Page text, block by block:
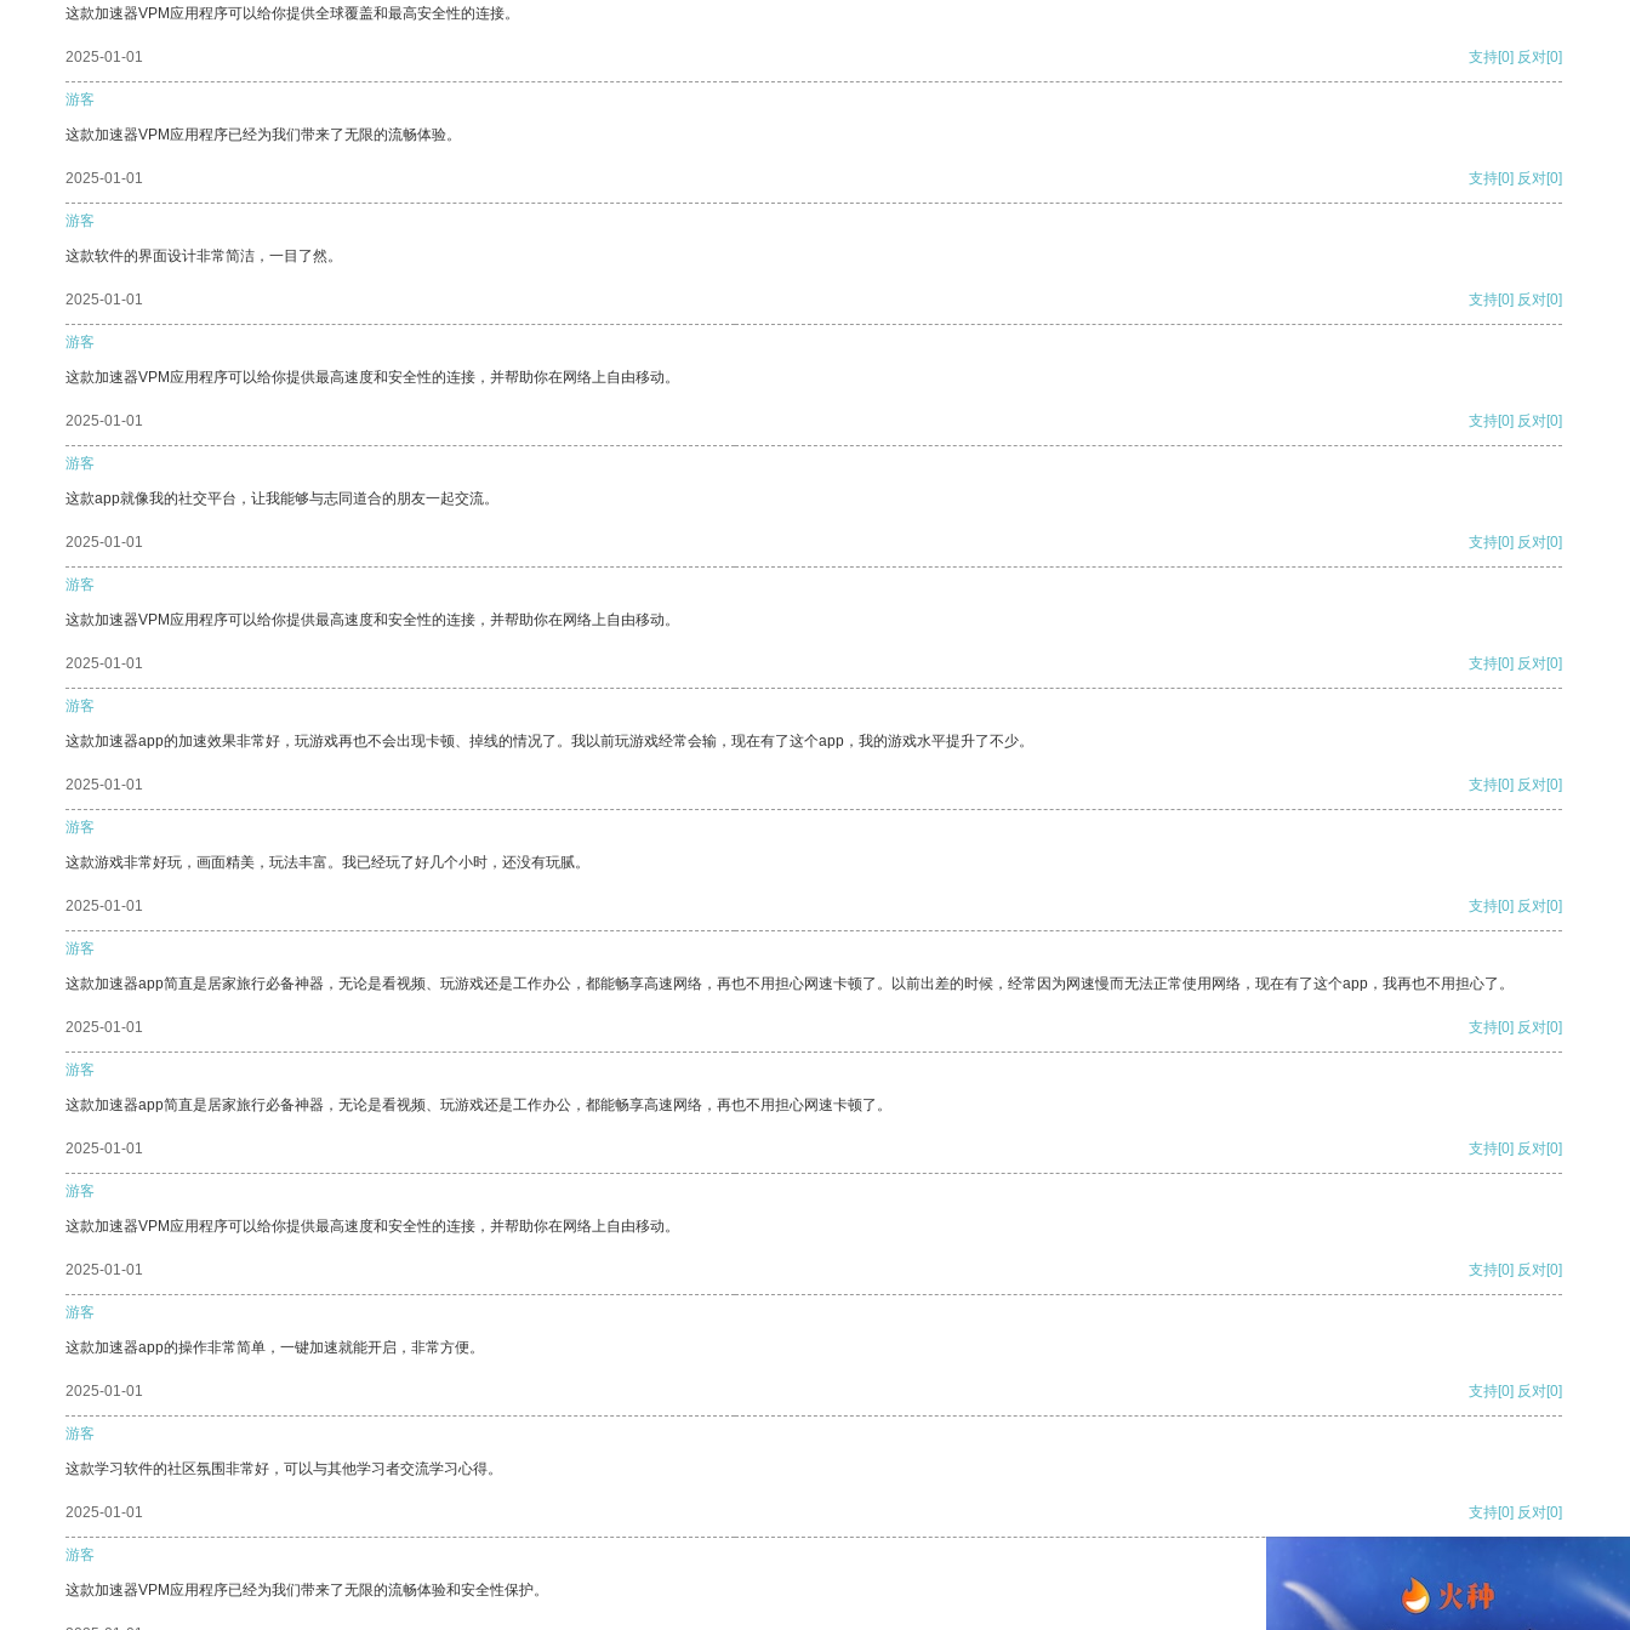
这款加速器VPM应用程序可以给你提供全球覆盖和最高安全性的连接。
2025-01-01 支持[0] 反对[0]
游客
这款加速器VPM应用程序已经为我们带来了无限的流畅体验。
2025-01-01 支持[0] 反对[0]
游客
这款软件的界面设计非常简洁，一目了然。
2025-01-01 支持[0] 反对[0]
游客
这款加速器VPM应用程序可以给你提供最高速度和安全性的连接，并帮助你在网络上自由移动。
2025-01-01 支持[0] 反对[0]
游客
这款app就像我的社交平台，让我能够与志同道合的朋友一起交流。
2025-01-01 支持[0] 反对[0]
游客
这款加速器VPM应用程序可以给你提供最高速度和安全性的连接，并帮助你在网络上自由移动。
2025-01-01 支持[0] 反对[0]
游客
这款加速器app的加速效果非常好，玩游戏再也不会出现卡顿、掉线的情况了。我以前玩游戏经常会输，现在有了这个app，我的游戏水平提升了不少。
2025-01-01 支持[0] 反对[0]
游客
这款游戏非常好玩，画面精美，玩法丰富。我已经玩了好几个小时，还没有玩腻。
2025-01-01 支持[0] 反对[0]
游客
这款加速器app简直是居家旅行必备神器，无论是看视频、玩游戏还是工作办公，都能畅享高速网络，再也不用担心网速卡顿了。以前出差的时候，经常因为网速慢而无法正常使用网络，现在有了这个app，我再也不用担心了。
2025-01-01 支持[0] 反对[0]
游客
这款加速器app简直是居家旅行必备神器，无论是看视频、玩游戏还是工作办公，都能畅享高速网络，再也不用担心网速卡顿了。
2025-01-01 支持[0] 反对[0]
游客
这款加速器VPM应用程序可以给你提供最高速度和安全性的连接，并帮助你在网络上自由移动。
2025-01-01 支持[0] 反对[0]
游客
这款加速器app的操作非常简单，一键加速就能开启，非常方便。
2025-01-01 支持[0] 反对[0]
游客
这款学习软件的社区氛围非常好，可以与其他学习者交流学习心得。
2025-01-01 支持[0] 反对[0]
游客
这款加速器VPM应用程序已经为我们带来了无限的流畅体验和安全性保护。